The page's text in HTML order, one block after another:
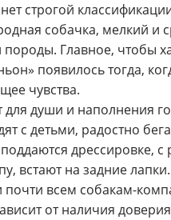
строгой
собачка, мелкий и
Главное, чтобы
появилось тогда,
чувства.
души и наполнения
с детьми, радостно
дрессировке, с
встают на задние лапки.
почти всем собакам-
от наличия